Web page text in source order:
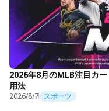
2026年8月のMLB注目カ
用法
2026/8/7 スポーツ